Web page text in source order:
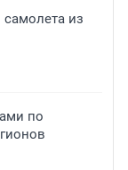
из
по